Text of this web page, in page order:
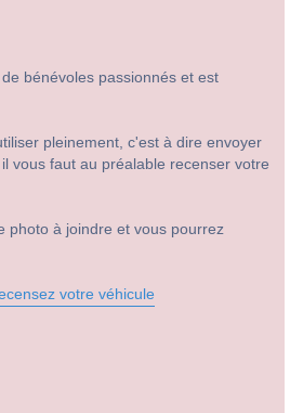
bénévoles passionnés et est
pleinement, c'est à dire envoyer
vous faut au préalable recenser votre
photo à joindre et vous pourrez
votre véhicule